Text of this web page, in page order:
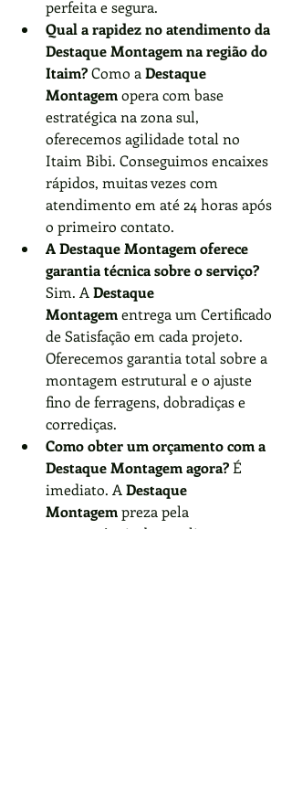
perfeita e segura.
Qual a rapidez no atendimento da
Destaque Montagem na região do
Itaim? Como a Destaque
Montagem opera com base
estratégica na zona sul,
oferecemos agilidade total no
Itaim Bibi. Conseguimos encaixes
rápidos, muitas vezes com
atendimento em até 24 horas após
o primeiro contato.
A Destaque Montagem oferece
garantia técnica sobre o serviço?
Sim. A Destaque
Montagem entrega um Certificado
de Satisfação em cada projeto.
Oferecemos garantia total sobre a
montagem estrutural e o ajuste
fino de ferragens, dobradiças e
corrediças.
Como obter um orçamento com a
Destaque Montagem agora? É
imediato. A Destaque
Montagem preza pela
transparência: basta clicar no